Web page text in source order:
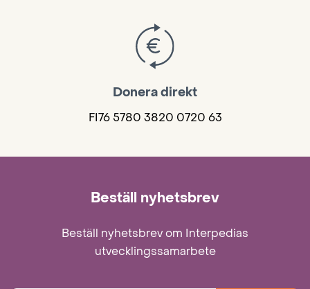
Donera direkt
FI76 5780 3820 0720 63
Beställ nyhetsbrev
Beställ nyhetsbrev om Interpedias
utvecklingssamarbete